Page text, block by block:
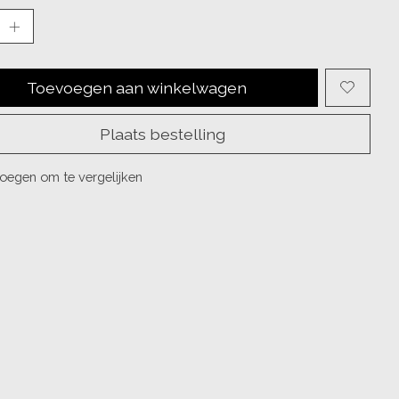
Toevoegen aan winkelwagen
Plaats bestelling
om te vergelijken